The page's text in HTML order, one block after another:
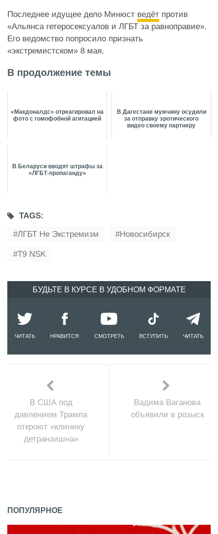
Последнее идущее дело Минюст ведёт против
«Альянса гетеросексуалов и ЛГБТ за равноправие».
Его ведомство попросило признать
«экстремистском» 8 мая.
В продолжение темы
«Макдоналдс» отреагировал на
фото с гомофобной агитацией
В Дагестане мужчину осудили
за отправку эротического
видео своему партнеру
В Беларуси вводят штрафы за
«ЛГБТ-пропаганду»
TAGS:
ЛГБТ Не Экстремизм
Новосибирск
Т9 NSK
БУДЬТЕ В КУРСЕ В УДОБНОМ ФОРМАТЕ
ЧИТАТЬ НРАВИТСЯ СМОТРЕТЬ ВСТУПИТЬ ЧИТАТЬ
В США под
давлением Трампа
откроют «клинику
детранзишна»
Вадима Ваганова
объявили в розыск
ПОПУЛЯРНОЕ